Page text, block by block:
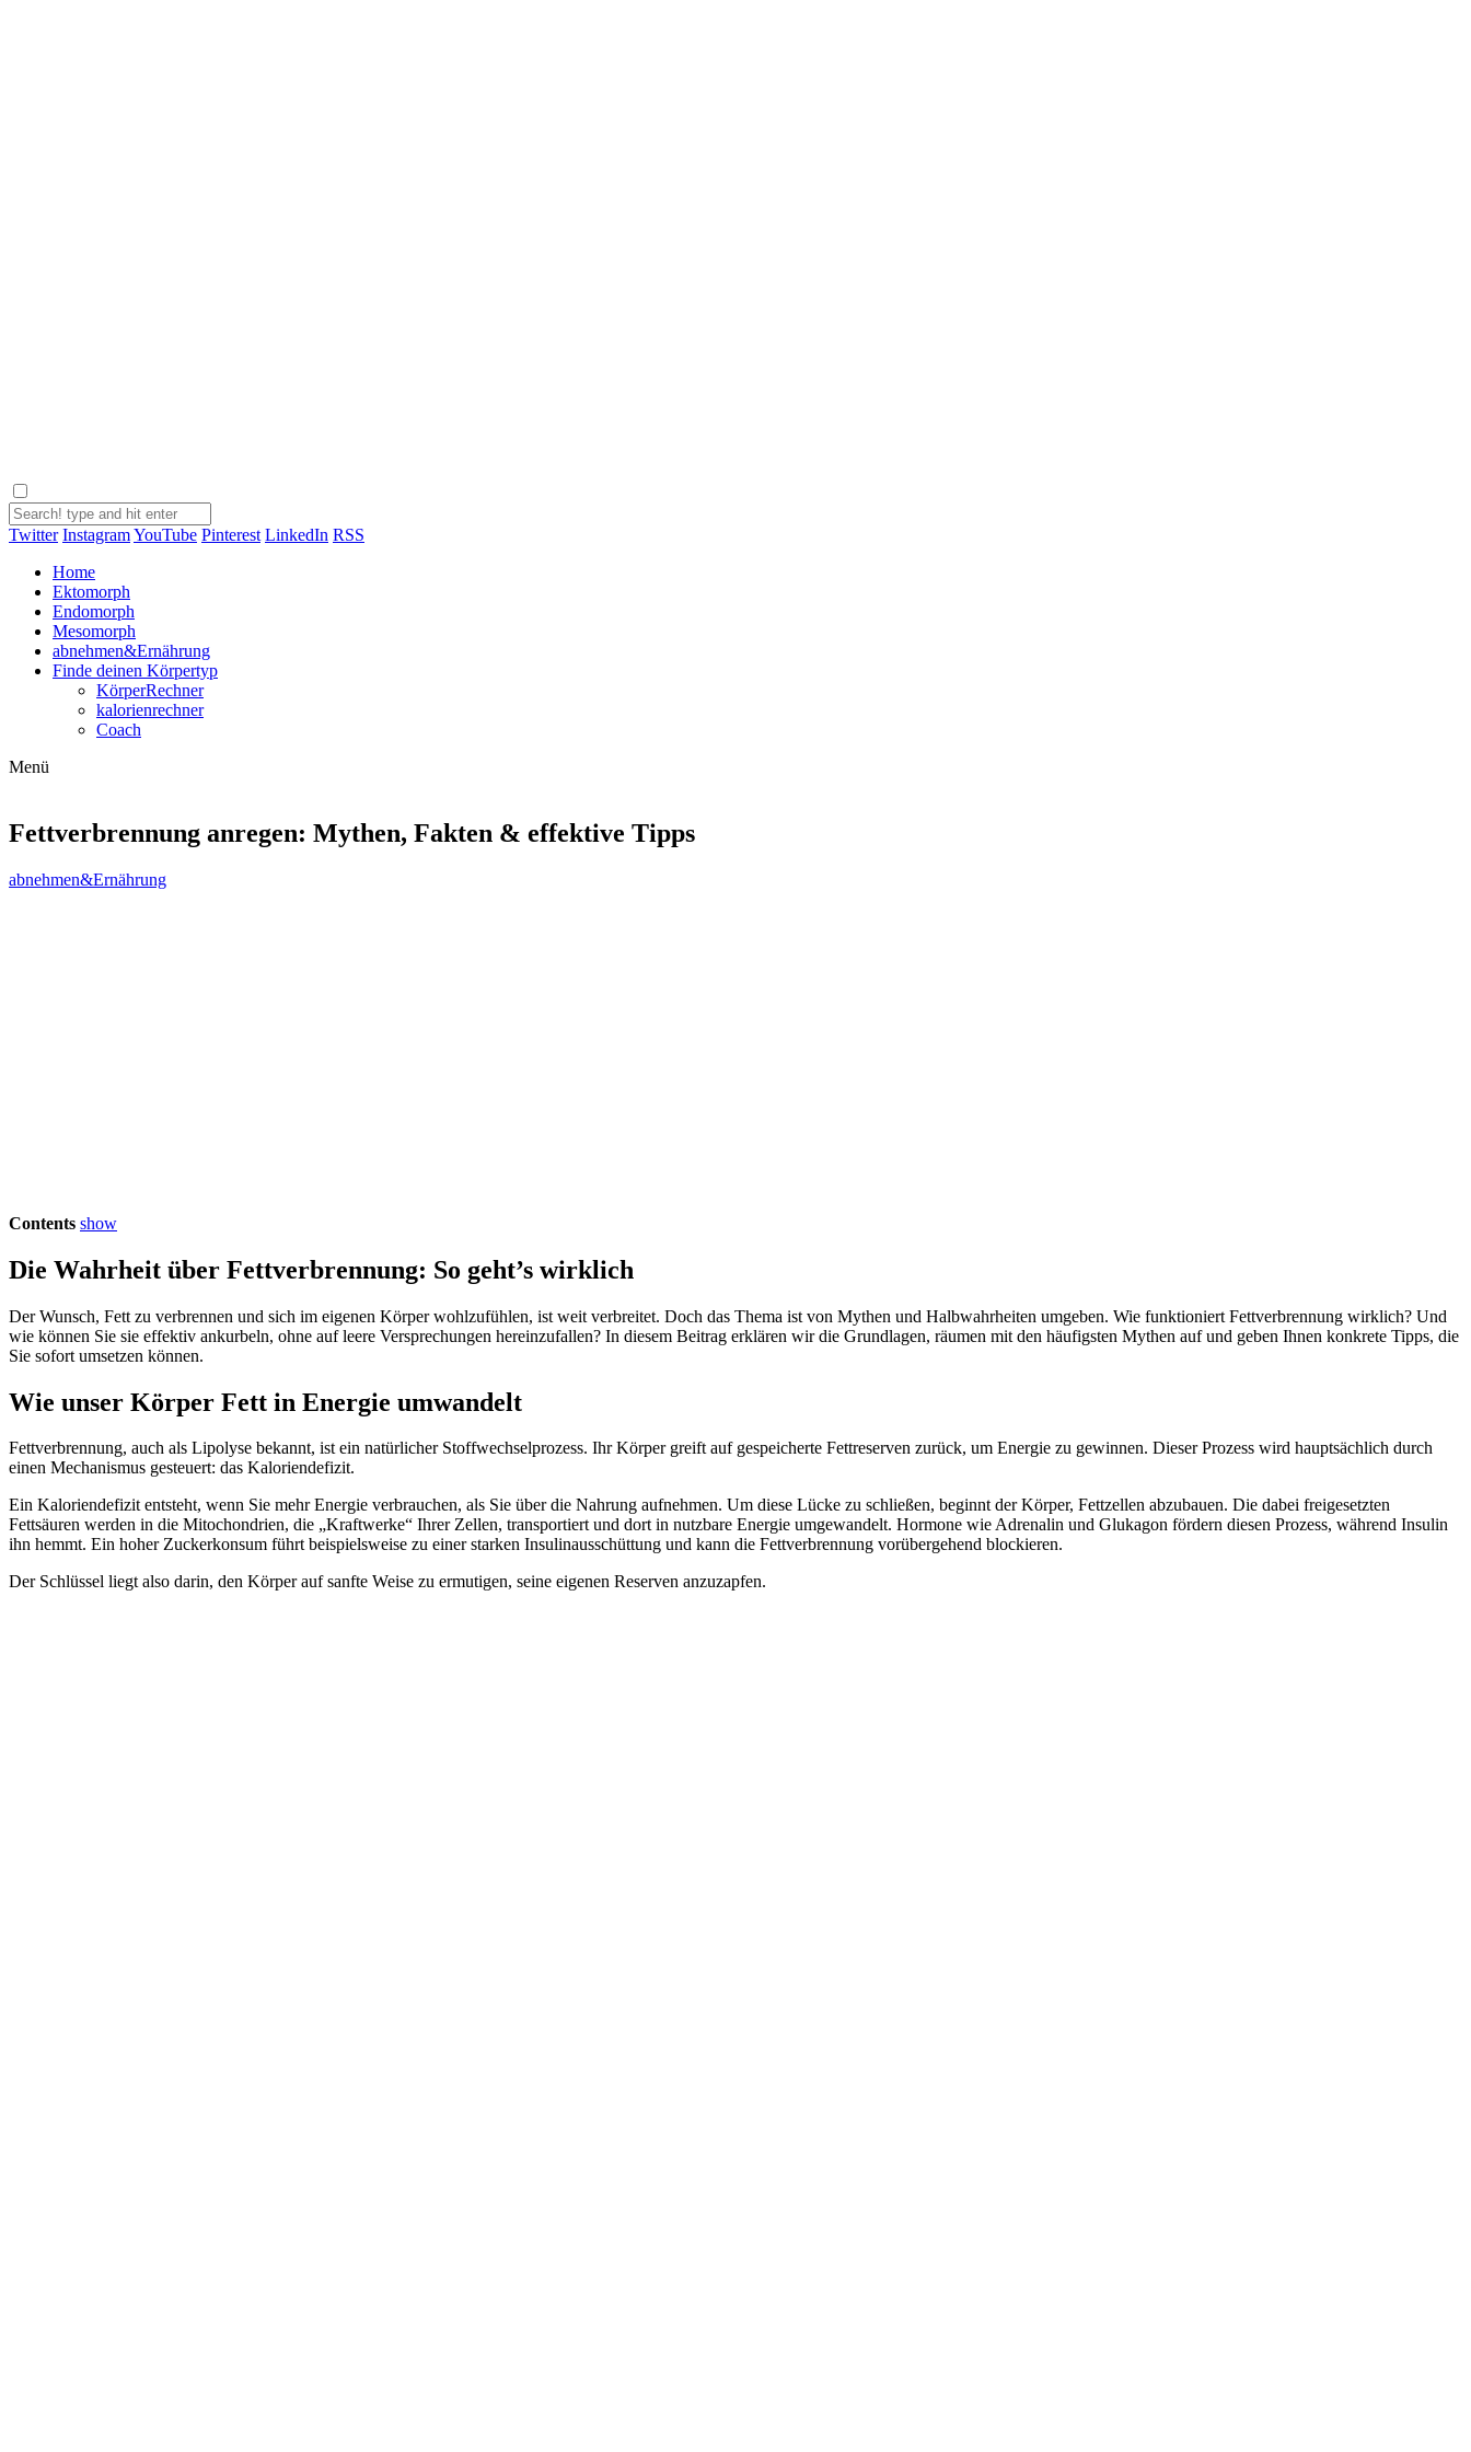
Twitter InstagramYouTube Pinterest LinkedIn RSS
Home
Ektomorph
Endomorph
Mesomorph
abnehmen&Ernährung
Finde deinen Körpertyp
KörperRechner
kalorienrechner
Coach
Menü
Fettverbrennung anregen: Mythen, Fakten & effektive Tipps
abnehmen&Ernährung
Contents show
Die Wahrheit über Fettverbrennung: So geht’s wirklich
Der Wunsch, Fett zu verbrennen und sich im eigenen Körper wohlzufühlen, ist weit verbreitet. Doch das Thema ist von Mythen und Halbwahrheiten umgeben. Wie funktioniert Fettverbrennung wirklich? Und
wie können Sie sie effektiv ankurbeln, ohne auf leere Versprechungen hereinzufallen? In diesem Beitrag erklären wir die Grundlagen, räumen mit den häufigsten Mythen auf und geben Ihnen konkrete Tipps, die
Sie sofort umsetzen können.
Wie unser Körper Fett in Energie umwandelt
Fettverbrennung, auch als Lipolyse bekannt, ist ein natürlicher Stoffwechselprozess. Ihr Körper greift auf gespeicherte Fettreserven zurück, um Energie zu gewinnen. Dieser Prozess wird hauptsächlich durch
einen Mechanismus gesteuert: das Kaloriendefizit.
Ein Kaloriendefizit entsteht, wenn Sie mehr Energie verbrauchen, als Sie über die Nahrung aufnehmen. Um diese Lücke zu schließen, beginnt der Körper, Fettzellen abzubauen. Die dabei freigesetzten
Fettsäuren werden in die Mitochondrien, die „Kraftwerke“ Ihrer Zellen, transportiert und dort in nutzbare Energie umgewandelt. Hormone wie Adrenalin und Glukagon fördern diesen Prozess, während Insulin
ihn hemmt. Ein hoher Zuckerkonsum führt beispielsweise zu einer starken Insulinausschüttung und kann die Fettverbrennung vorübergehend blockieren.
Der Schlüssel liegt also darin, den Körper auf sanfte Weise zu ermutigen, seine eigenen Reserven anzuzapfen.